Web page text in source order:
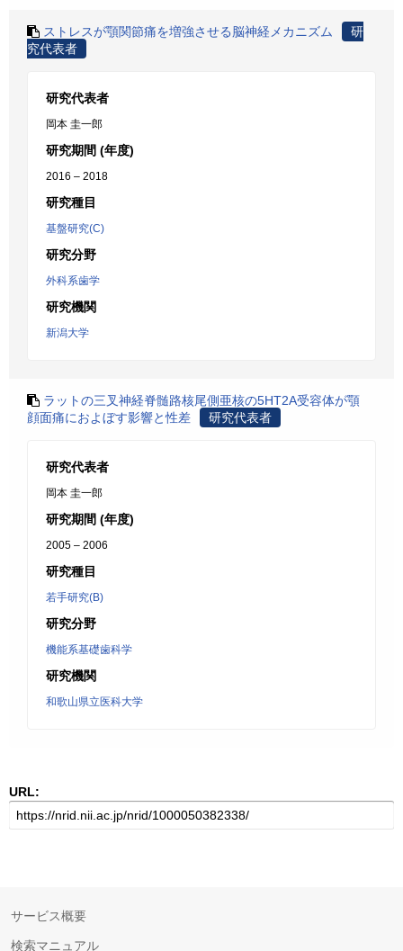
ストレスが顎関節痛を増強させる脳神経メカニズム
研
究代表者
研究代表者
岡本 圭一郎
研究期間 (年度)
2016 – 2018
研究種目
基盤研究(C)
研究分野
外科系歯学
研究機関
新潟大学
ラットの三叉神経脊髄路核尾側亜核の5HT2A受容体が顎
顔面痛におよぼす影響と性差
研究代表者
研究代表者
岡本 圭一郎
研究期間 (年度)
2005 – 2006
研究種目
若手研究(B)
研究分野
機能系基礎歯科学
研究機関
和歌山県立医科大学
URL:
サービス概要
検索マニュアル